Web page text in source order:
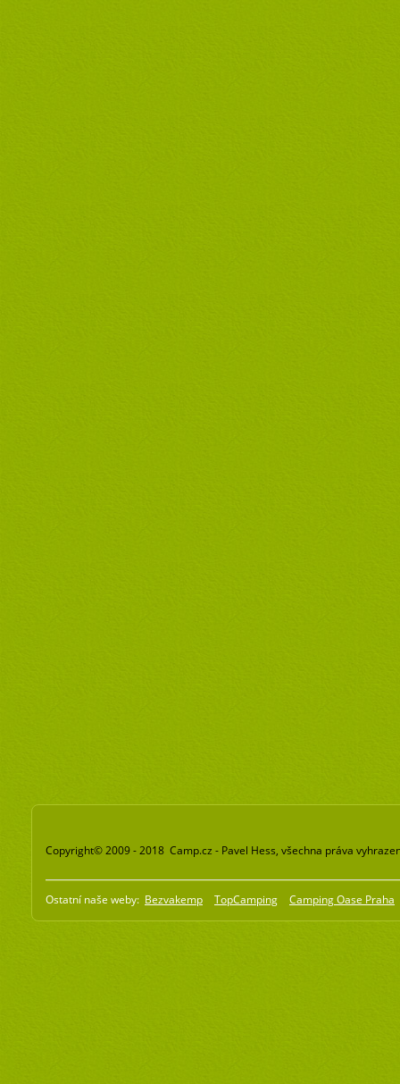
Copyright© 2009 - 2018 Camp.cz - Pavel Hess, všechna práva
Ostatní naše weby: Bezvakemp TopCamping Camping Oase Praha